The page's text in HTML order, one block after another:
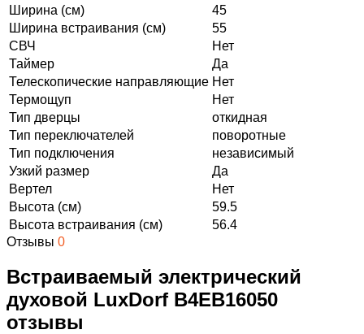
Ширина (см)
45
Ширина встраивания (см)
55
СВЧ
Нет
Таймер
Да
Телескопические направляющие Нет
Термощуп
Нет
Тип дверцы
откидная
Тип переключателей
поворотные
Тип подключения
независимый
Узкий размер
Да
Вертел
Нет
Высота (см)
59.5
Высота встраивания (см)
56.4
Отзывы 0
Встраиваемый электрический
духовой LuxDorf B4EB16050
отзывы